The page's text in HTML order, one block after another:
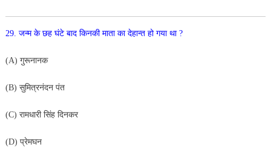
29. जन्म के छह घंटे बाद किनकी माता का देहान्त हो गया था ?
(A) गुरूनानक
(B) सुमित्रनंदन पंत
(C) रामधारी सिंह दिनकर
(D) प्रेमघन